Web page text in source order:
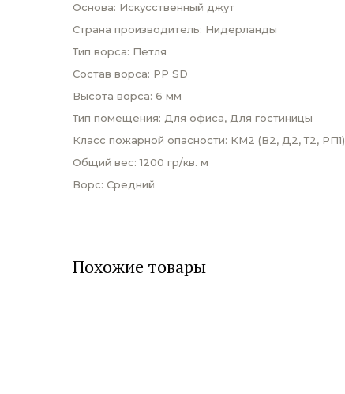
Основа: Искусственный джут
Страна производитель: Нидерланды
Тип ворса: Петля
Состав ворса: PP SD
Высота ворса: 6 мм
Тип помещения: Для офиса, Для гостиницы
Класс пожарной опасности: КМ2 (В2, Д2, Т2, РП1)
Общий вес: 1200 гр/кв. м
Ворс: Средний
Похожие товары